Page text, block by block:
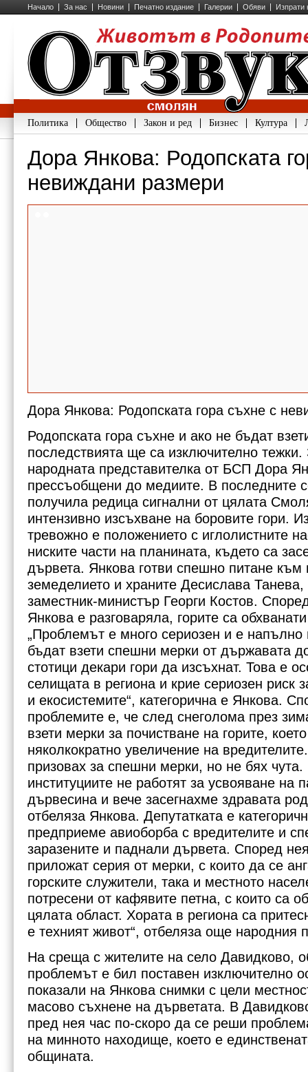
Начало За нас Новини Печатно издание Галерии Обяви Изпрати
Политика Общество Закон и ред Бизнес Култура
Дора Янкова: Родопската
невиждани размери
Дора Янкова: Родопската гора съхне с
Родопската гора съхне и ако не бъдат
последствията ще са изключително
народната представителка от БСП Дора
прессъобщени до медиите. В последните
получила редица сигнални от цялата
интензивно изсъхване на боровите гори.
тревожно е положението с иглолистните
ниските части на планината, където са
дървета. Янкова готви спешно питане към
земеделието и храните Десислава Танева,
заместник-министър Георги Костов.
Янкова е разговаряла, горите са
„Проблемът е много сериозен и е напълно
бъдат взети спешни мерки от държавата
стотици декари гори да изсъхнат. Това е
селищата в региона и крие сериозен риск
и екосистемите“, категорична е Янкова.
проблемите е, че след снеголома през
взети мерки за почистване на горите,
няколкократно увеличение на
призовах за спешни мерки, но не бях
институциите не работят за усвояване на
дървесина и вече засегнахме здравата
отбеляза Янкова. Депутатката е
предприеме авиоборба с вредителите и
заразените и паднали дървета. Според
приложат серия от мерки, с които да се
горските служители, така и местното
потресени от кафявите петна, с които са
цялата област. Хората в региона са
е техният живот“, отбеляза още народния
На среща с жителите на село Давидково,
проблемът е бил поставен изключително
показали на Янкова снимки с цели
масово съхнене на дърветата. В
пред нея час по-скоро да се реши
на минното находище, което е
общината.